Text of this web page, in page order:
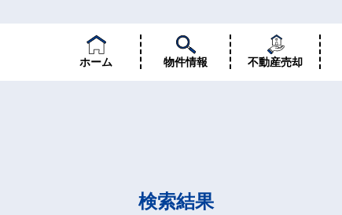
ホーム 物件情報 不動産売却
検索結果